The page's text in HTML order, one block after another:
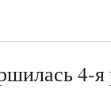
4-я